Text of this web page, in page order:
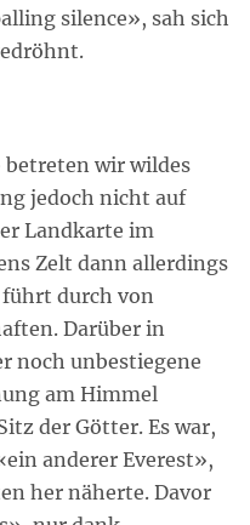
silence», sah sich
betreten wir wildes
jedoch nicht auf
Landkarte im
Zelt dann allerdings
durch von
Darüber in
noch unbestiegene
am Himmel
der Götter. Es war,
anderer Everest»,
her näherte. Davor